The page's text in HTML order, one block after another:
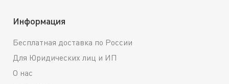
Информация
Бесплатная доставка по России
Для Юридических лиц и ИП
О нас